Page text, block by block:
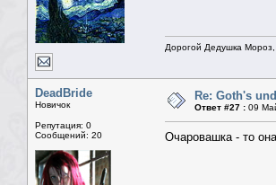
Дорогой Дедушка Мороз,
DeadBride
Новичок
Репутация: 0
Сообщений: 20
Re: Goth's
Ответ #27 : 09
Очаровашка - то